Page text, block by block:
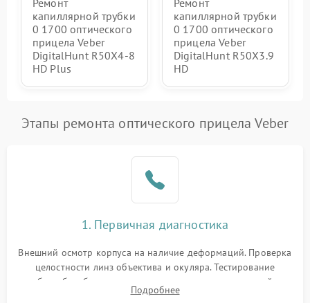
Ремонт
капиллярной трубки
0 1700 оптического
прицела Veber
DigitalHunt R50X4-8
HD Plus
Ремонт
капиллярной трубки
0 1700 оптического
прицела Veber
DigitalHunt R50X3.9
HD
Этапы ремонта оптического прицела Veber
1. Первичная диагностика
Внешний осмотр корпуса на наличие деформаций. Проверка
целостности линз объектива и окуляра. Тестирование
работы барабанчиков ввода поправок, кольца отстройки
параллакса и зума. Выявление сколов, внутренних
Подробнее